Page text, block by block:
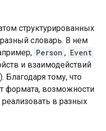
структурированных
словарь. В нем
Person , Event
и взаимодействий
). Благодаря тому, что
формата, возможности
в разных